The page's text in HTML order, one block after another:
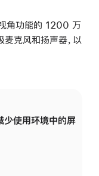
角功能的 1200 万
克风和扬声器，以
少使用环境中的屏